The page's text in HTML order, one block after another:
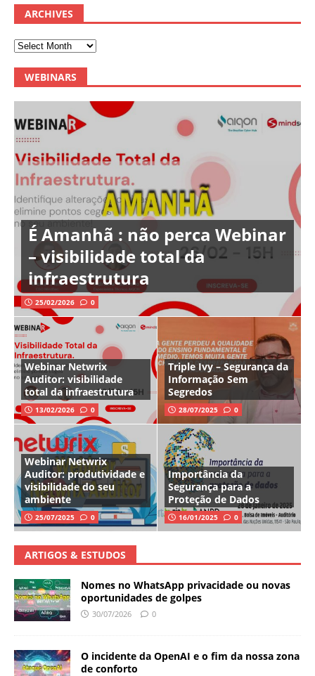
ARCHIVES
WEBINARS
É Amanhã : não perca Webinar
– visibilidade total da
infraestrutura
25/02/2026 0
Webinar Netwrix
Auditor: visibilidade
total da infraestrutura
13/02/2026 0
Triple Ivy – Segurança da
Informação Sem
Segredos
28/07/2025 0
Webinar Netwrix
Auditor: produtividade e
visibilidade do seu
ambiente
25/07/2025 0
Importância da
Segurança para a
Proteção de Dados
16/01/2025 0
ARTIGOS & ESTUDOS
Nomes no WhatsApp privacidade ou novas
oportunidades de golpes
30/07/2026 0
O incidente da OpenAI e o fim da nossa zona
de conforto